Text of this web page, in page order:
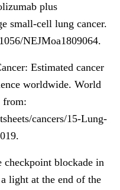
plus
small-cell lung cancer.
NEJMoa1809064.
Estimated cancer
worldwide. World
from:
cancers/15-Lung-
.
checkpoint blockade in
light at the end of the